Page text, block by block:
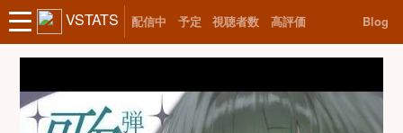
VSTATS 配信中 予定 視聴者数 高評価 Blog